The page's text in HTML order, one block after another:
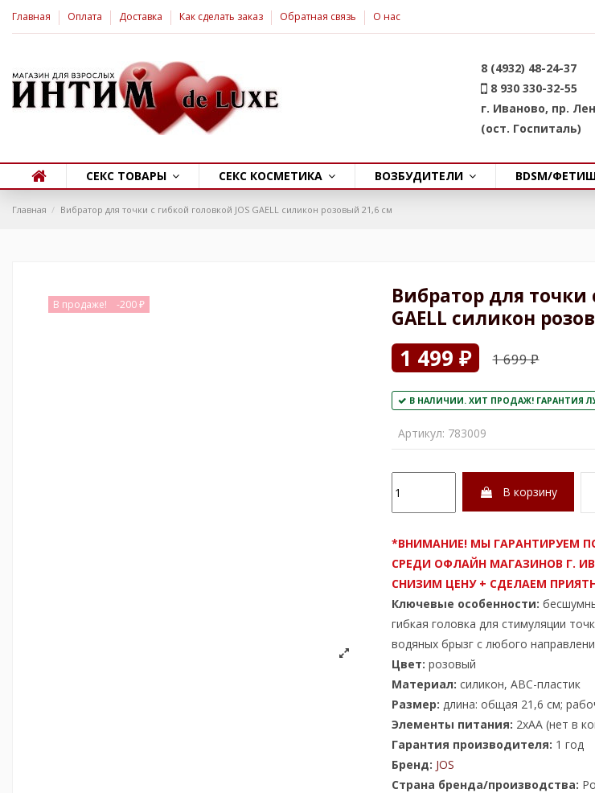
Главная Оплата Доставка Как сделать заказ Обратная связь О нас
8 (4932) 48-24-37
8 930 330-32-55
г. Иваново, пр.
(ост. Госпиталь)
СЕКС ТОВАРЫ СЕКС КОСМЕТИКА ВОЗБУДИТЕЛИ BDSM/
Главная Вибратор для точки с гибкой головкой JOS GAELL силикон розовый 21,6 см
В продаже! -200 ₽
Вибратор для точки
GAELL силикон
1 499 ₽ 1 699 ₽
В НАЛИЧИИ. ХИТ ПРОДАЖ! ГАРАНТИЯ
Артикул: 783009
В корзину
*ВНИМАНИЕ! МЫ ГАРАНТИРУЕМ
СРЕДИ ОФЛАЙН МАГАЗИНОВ Г.
СНИЗИМ ЦЕНУ + СДЕЛАЕМ
Ключевые особенности:
гибкая головка для стимуляции
водяных брызг с любого
Цвет: розовый
Материал: силикон, АВС-пластик
Размер: длина: общая 21,6 см;
Элементы питания: 2хАА (нет в
Гарантия производителя: 1 год
Бренд: JOS
Страна бренда/производства: